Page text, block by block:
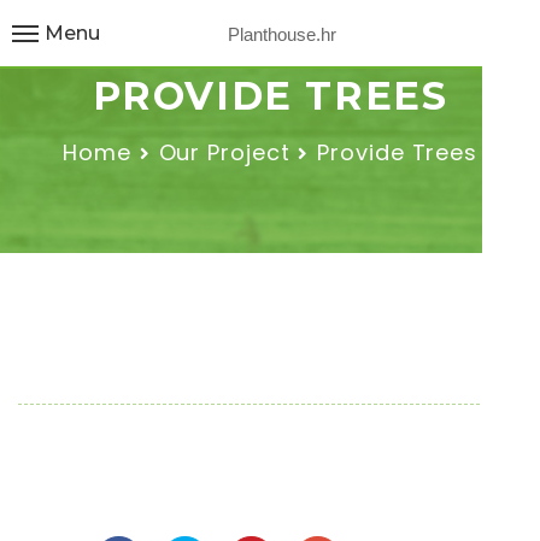
Planthouse.hr
Menu
PROVIDE TREES
Home Our Project Provide Trees